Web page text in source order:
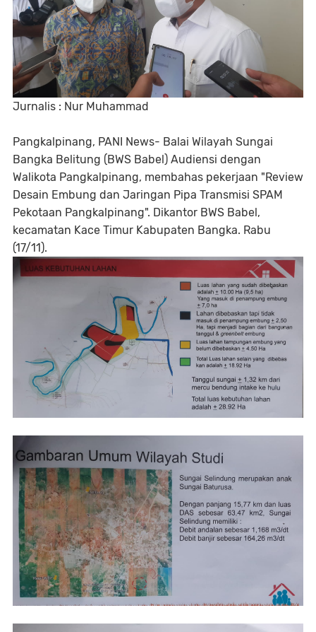
Jurnalis : Nur Muhammad
Pangkalpinang, PANI News- Balai Wilayah Sungai
Bangka Belitung (BWS Babel) Audiensi dengan
Walikota Pangkalpinang, membahas pekerjaan "Review
Desain Embung dan Jaringan Pipa Transmisi SPAM
Pekotaan Pangkalpinang". Dikantor BWS Babel,
kecamatan Kace Timur Kabupaten Bangka. Rabu
(17/11).